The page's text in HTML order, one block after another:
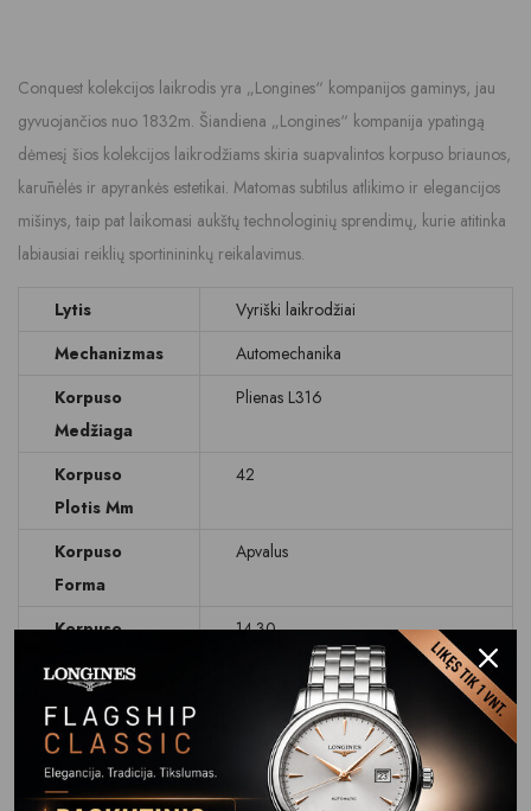
Conquest kolekcijos laikrodis yra „Longines“ kompanijos gaminys, jau
gyvuojančios nuo 1832m. Šiandiena „Longines“ kompanija ypatingą
dėmesį šios kolekcijos laikrodžiams skiria suapvalintos korpuso briaunos,
karūnėlės ir apyrankės estetikai. Matomas subtilus atlikimo ir elegancijos
mišinys, taip pat laikomasi aukštų technologinių sprendimų, kurie atitinka
labiausiai reiklių sportinininkų reikalavimus.
Lytis
Vyriški laikrodžiai
Mechanizmas
Automechanika
Korpuso
Medžiaga
Plienas L316
Korpuso
Plotis Mm
42
Korpuso
Forma
Apvalus
Korpuso
Aukštis Mm
14.30
Ciferblatas
Rodyklinis
Ciferblato
Spalva
Šviesiai rudas